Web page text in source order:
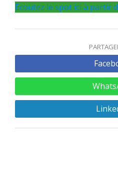
Ecoutez le spot ici à partir